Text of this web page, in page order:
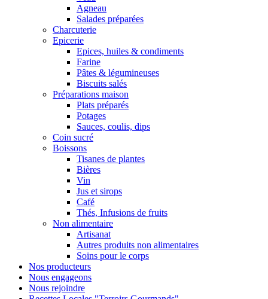
Agneau
Salades préparées
Charcuterie
Epicerie
Epices, huiles & condiments
Farine
Pâtes & légumineuses
Biscuits salés
Préparations maison
Plats préparés
Potages
Sauces, coulis, dips
Coin sucré
Boissons
Tisanes de plantes
Bières
Vin
Jus et sirops
Café
Thés, Infusions de fruits
Non alimentaire
Artisanat
Autres produits non alimentaires
Soins pour le corps
Nos producteurs
Nous engageons
Nous rejoindre